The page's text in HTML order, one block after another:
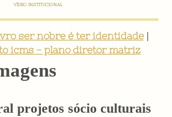
VÍDEO INSTITUCIONAL
ser nobre é ter identidade|
icms - plano diretor matriz
projetos sócio culturais